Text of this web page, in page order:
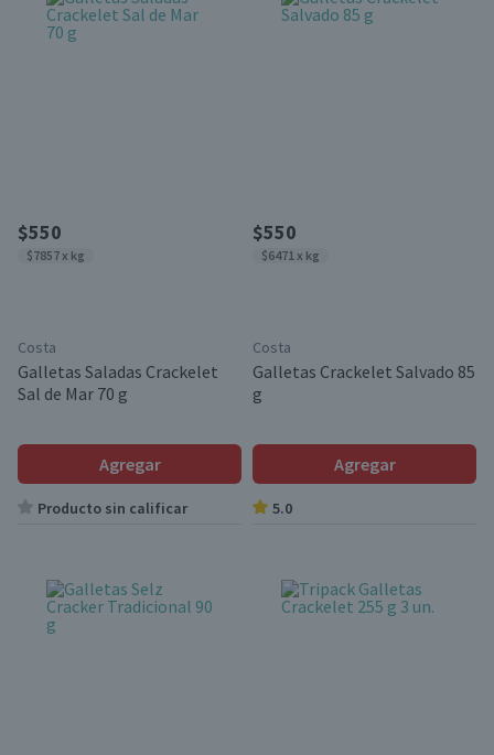
$550
$7857 x kg
Costa
Galletas Saladas Crackelet
Sal de Mar 70 g
Agregar
Producto sin calificar
$550
$6471 x kg
Costa
Galletas Crackelet Salvado 85
g
Agregar
5.0